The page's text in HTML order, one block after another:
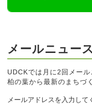
メールニュー
UDCKでは月に2回メール
柏の葉から最新のまちづ
メールアドレスを入力して